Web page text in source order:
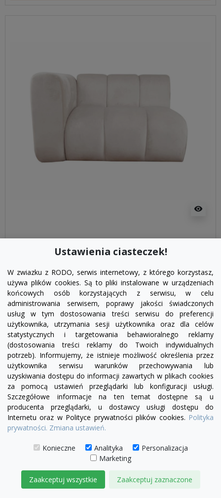
visibility
Fotel Serena bez boku | sofa modułowa - element
1 780,00 zł
DODAJ DO KOSZYKA
Ustawienia ciasteczek!
W zwiazku z RODO, serwis internetowy, z którego korzystasz,
używa plików cookies. Są to pliki instalowane w urządzeniach
końcowych osób korzystających z serwisu, w celu
administrowania serwisem, poprawy jakości świadczonych
usług w tym dostosowania treści serwisu do preferencji
użytkownika, utrzymania sesji użytkownika oraz dla celów
statystycznych i targetowania behawioralnego reklamy
(dostosowania treści reklamy do Twoich indywidualnych
potrzeb). Informujemy, że istnieje możliwość określenia przez
użytkownika serwisu warunków przechowywania lub
uzyskiwania dostępu do informacji zawartych w plikach cookies
za pomocą ustawień przeglądarki lub konfiguracji usługi.
Szczegółowe informacje na ten temat dostępne są u
producenta przeglądarki, u dostawcy usługi dostępu do
Internetu oraz w Polityce prywatności plików cookies. Polityka
prywatności. Zmiana ustawień.
Konieczne Analityka
Personalizacja
Marketing
Zaakceptuj wszystkie Zaakceptuj zaznaczone